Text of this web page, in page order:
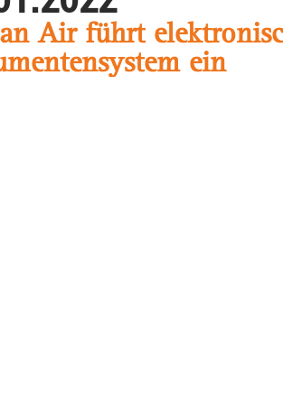
Air führt
ein